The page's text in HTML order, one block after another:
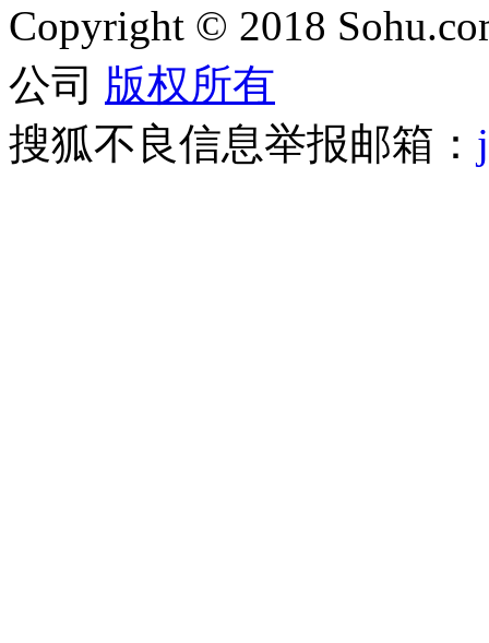
Copyright © 2018
公司 版权所有
搜狐不良信息举报邮箱：